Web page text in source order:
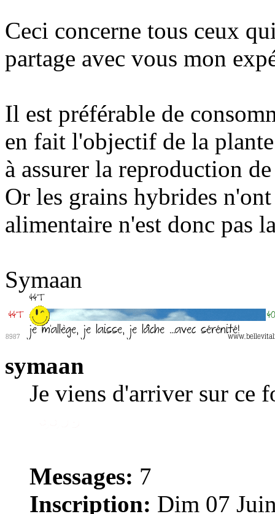
Ceci concerne tous ceux
partage avec vous mon
Il est préférable de
en fait l'objectif de la
à assurer la reproduction
Or les grains hybrides
alimentaire n'est donc pas
Symaan
symaan
Je viens d'arriver sur ce
Messages: 7
Inscription: Dim 07